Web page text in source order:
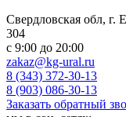
Свердловская обл, г.
304
c 9:00 до 20:00
zakaz@kg-ural.ru
8 (343) 372-30-13
8 (903) 086-30-13
Заказать обратный